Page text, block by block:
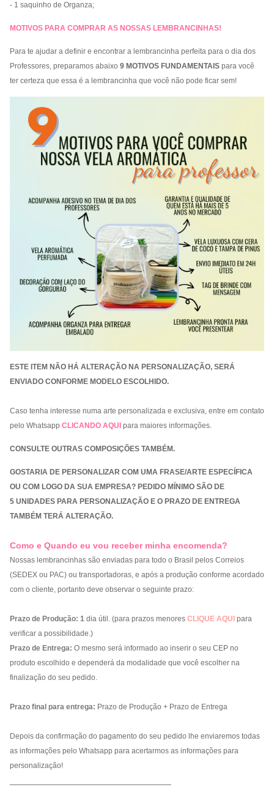
- 1 saquinho de Organza;
MOTIVOS PARA COMPRAR AS NOSSAS LEMBRANCINHAS!
Para te ajudar a definir e encontrar a lembrancinha perfeita para o dia dos
Professores, preparamos abaixo 9 MOTIVOS FUNDAMENTAIS para você
ter certeza que essa é a lembrancinha que você não pode ficar sem!
ESTE ITEM NÃO HÁ ALTERAÇÃO NA PERSONALIZAÇÃO, SERÁ
ENVIADO CONFORME MODELO ESCOLHIDO.
Caso tenha interesse numa arte personalizada e exclusiva, entre em contato
pelo Whatsapp CLICANDO AQUI para maiores informações.
CONSULTE OUTRAS COMPOSIÇÕES TAMBÉM.
GOSTARIA DE PERSONALIZAR COM UMA FRASE/ARTE ESPECÍFICA
OU COM LOGO DA SUA EMPRESA? PEDIDO MÍNIMO SÃO DE
5 UNIDADES PARA PERSONALIZAÇÃO E O PRAZO DE ENTREGA
TAMBÉM TERÁ ALTERAÇÃO.
Como e Quando eu vou receber minha encomenda?
Nossas lembrancinhas são enviadas para todo o Brasil pelos Correios
(SEDEX ou PAC) ou transportadoras, e após a produção conforme acordado
com o cliente, portanto deve observar o seguinte prazo:
Prazo de Produção: 1 dia útil. (para prazos menores CLIQUE AQUI para
verificar a possibilidade.)
Prazo de Entrega: O mesmo será informado ao inserir o seu CEP no
produto escolhido e dependerá da modalidade que você escolher na
finalização do seu pedido.
Prazo final para entrega: Prazo de Produção + Prazo de Entrega
Depois da confirmação do pagamento do seu pedido lhe enviaremos todas
as informações pelo Whatsapp para acertarmos as informações para
personalização!